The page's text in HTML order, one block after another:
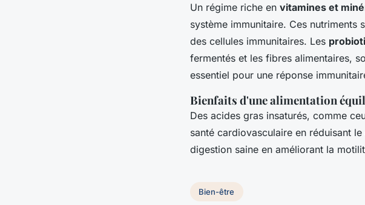
Un régime riche en vitamines et
système immunitaire. Ces
des cellules immunitaires. Les
fermentés et les fibres alimentaires,
essentiel pour une réponse
Bienfaits d'une alimentation
Des acides gras insaturés, comme
santé cardiovasculaire en réduisant
digestion saine en améliorant la
Bien-être